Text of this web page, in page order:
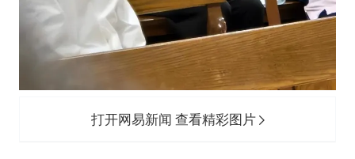
打开网易新闻 查看精彩图片